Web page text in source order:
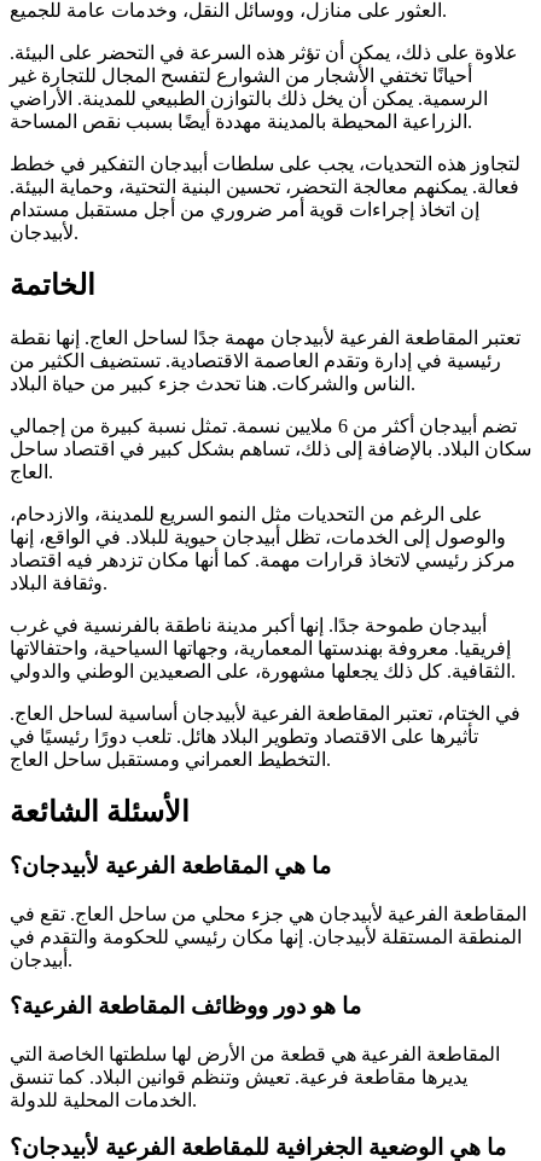
العثور على منازل، ووسائل النقل، وخدمات عامة للجميع.
علاوة على ذلك، يمكن أن تؤثر هذه السرعة في التحضر على البيئة.
أحيانًا تختفي الأشجار من الشوارع لتفسح المجال للتجارة غير
الرسمية. يمكن أن يخل ذلك بالتوازن الطبيعي للمدينة. الأراضي
الزراعية المحيطة بالمدينة مهددة أيضًا بسبب نقص المساحة.
لتجاوز هذه التحديات، يجب على سلطات أبيدجان التفكير في خطط
فعالة. يمكنهم معالجة التحضر، تحسين البنية التحتية، وحماية البيئة.
إن اتخاذ إجراءات قوية أمر ضروري من أجل مستقبل مستدام
لأبيدجان.
الخاتمة
تعتبر المقاطعة الفرعية لأبيدجان مهمة جدًا لساحل العاج. إنها نقطة
رئيسية في إدارة وتقدم العاصمة الاقتصادية. تستضيف الكثير من
الناس والشركات. هنا تحدث جزء كبير من حياة البلاد.
تضم أبيدجان أكثر من 6 ملايين نسمة. تمثل نسبة كبيرة من إجمالي
سكان البلاد. بالإضافة إلى ذلك، تساهم بشكل كبير في اقتصاد ساحل
العاج.
على الرغم من التحديات مثل النمو السريع للمدينة، والازدحام،
والوصول إلى الخدمات، تظل أبيدجان حيوية للبلاد. في الواقع، إنها
مركز رئيسي لاتخاذ قرارات مهمة. كما أنها مكان تزدهر فيه اقتصاد
وثقافة البلاد.
أبيدجان طموحة جدًا. إنها أكبر مدينة ناطقة بالفرنسية في غرب
إفريقيا. معروفة بهندستها المعمارية، وجهاتها السياحية، واحتفالاتها
الثقافية. كل ذلك يجعلها مشهورة، على الصعيدين الوطني والدولي.
في الختام، تعتبر المقاطعة الفرعية لأبيدجان أساسية لساحل العاج.
تأثيرها على الاقتصاد وتطوير البلاد هائل. تلعب دورًا رئيسيًا في
التخطيط العمراني ومستقبل ساحل العاج.
الأسئلة الشائعة
ما هي المقاطعة الفرعية لأبيدجان؟
المقاطعة الفرعية لأبيدجان هي جزء محلي من ساحل العاج. تقع في
المنطقة المستقلة لأبيدجان. إنها مكان رئيسي للحكومة والتقدم في
أبيدجان.
ما هو دور ووظائف المقاطعة الفرعية؟
المقاطعة الفرعية هي قطعة من الأرض لها سلطتها الخاصة التي
يديرها مقاطعة فرعية. تعيش وتنظم قوانين البلاد. كما تنسق
الخدمات المحلية للدولة.
ما هي الوضعية الجغرافية للمقاطعة الفرعية لأبيدجان؟